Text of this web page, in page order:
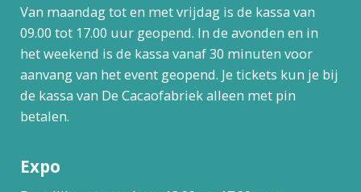
Van maandag tot en met vrijdag is de kassa van
09.00 tot 17.00 uur geopend. In de avonden en in
het weekend is de kassa vanaf 30 minuten voor
aanvang van het event geopend. Je tickets kun je bij
de kassa van De Cacaofabriek alleen met pin
betalen.
Expo